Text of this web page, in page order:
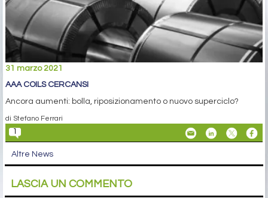
31 marzo 2021
AAA COILS CERCANSI
Ancora aumenti: bolla, riposizionamento o nuovo superciclo?
di Stefano Ferrari
1
Altre News
LASCIA UN COMMENTO